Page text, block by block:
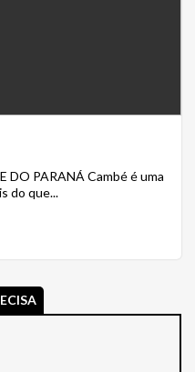
DO PARANÁ Cambé é uma
do que...